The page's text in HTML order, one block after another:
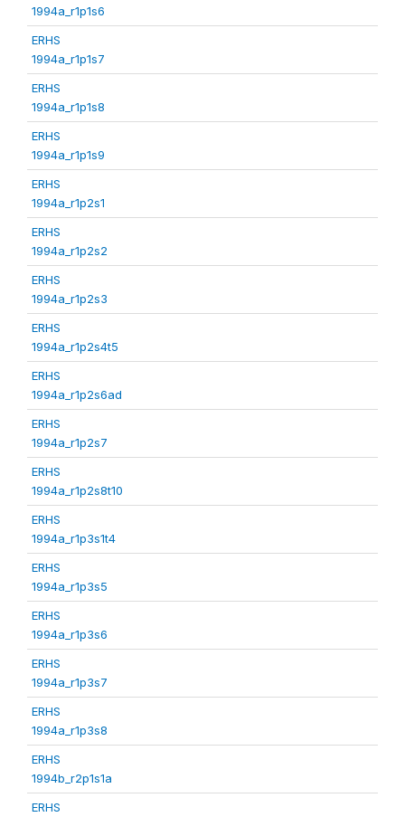
1994a_r1p1s6
ERHS
1994a_r1p1s7
ERHS
1994a_r1p1s8
ERHS
1994a_r1p1s9
ERHS
1994a_r1p2s1
ERHS
1994a_r1p2s2
ERHS
1994a_r1p2s3
ERHS
1994a_r1p2s4t5
ERHS
1994a_r1p2s6ad
ERHS
1994a_r1p2s7
ERHS
1994a_r1p2s8t10
ERHS
1994a_r1p3s1t4
ERHS
1994a_r1p3s5
ERHS
1994a_r1p3s6
ERHS
1994a_r1p3s7
ERHS
1994a_r1p3s8
ERHS
1994b_r2p1s1a
ERHS